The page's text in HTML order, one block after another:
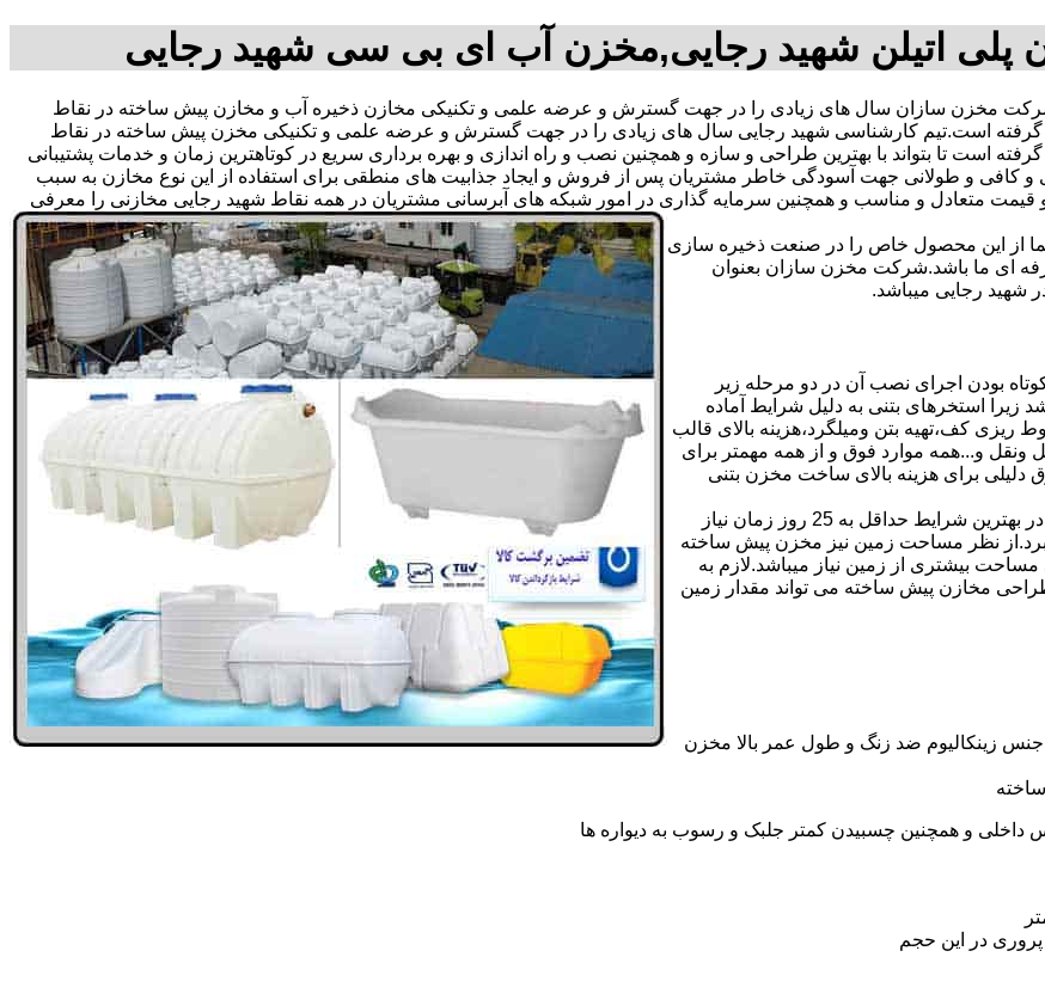
اتیلن شهید رجایی,مخزن آب ای بی سی شهید رجایی
مخزن سازان سال های زیادی را در جهت گسترش و عرضه علمی و تکنیکی مخازن ذخیره آب و مخازن پیش ساخته در نقاط
گرفته است.تیم کارشناسی شهید رجایی سال های زیادی را در جهت گسترش و عرضه علمی و تکنیکی مخزن پیش ساخته در نقاط
است تا بتواند با بهترین طراحی و سازه و همچنین نصب و راه اندازی و بهره برداری سریع در کوتاهترین زمان و خدمات پشتیبانی
و طولانی جهت آسودگی خاطر مشتریان پس از فروش و ایجاد جذابیت های منطقی برای استفاده از این نوع مخازن به سبب
قیمت متعادل و مناسب و همچنین سرمایه گذاری در امور شبکه های آبرسانی مشتریان در همه نقاط شهید رجایی مخازنی را معرفی
از این محصول خاص را در صنعت ذخیره سازی
ای ما باشد.شرکت مخزن سازان بعنوان
رجایی میباشد.
بودن اجرای نصب آن در دو مرحله زیر
استخرهای بتنی به دلیل شرایط آماده
کف،تهیه بتن ومیلگرد،هزینه بالای قالب
و...همه موارد فوق و از همه مهمتر برای
دلیلی برای هزینه بالای ساخت مخزن بتنی
علاوه بر هزینه ساخت از نظر زمانبندی آماده سازی و احداث مخزن بتنی در بهترین شرایط حداقل به 25 روز زمان نیاز
مخزن پیش ساخته حداکثر 4 روززمان می برد.از نظر مساحت زمین نیز مخزن پیش ساخته
بیشتری از زمین نیاز میباشد.لازم به
مخازن پیش ساخته می تواند مقدار زمین
زینکالیوم ضد زنگ و طول عمر بالا مخزن
داخلی و همچنین چسبیدن کمتر جلبک و رسوب به دیواره ها
در این حجم